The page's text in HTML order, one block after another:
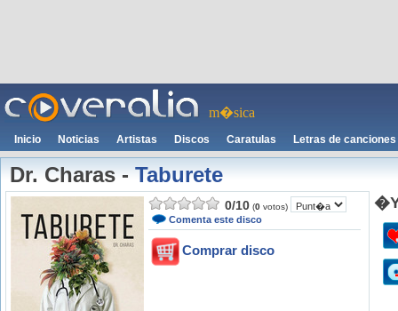
m�sica
Inicio Noticias Artistas Discos Caratulas Letras de canciones
Dr. Charas-Taburete
0/10 (0 votos)
Comenta este disco
Comprar disco